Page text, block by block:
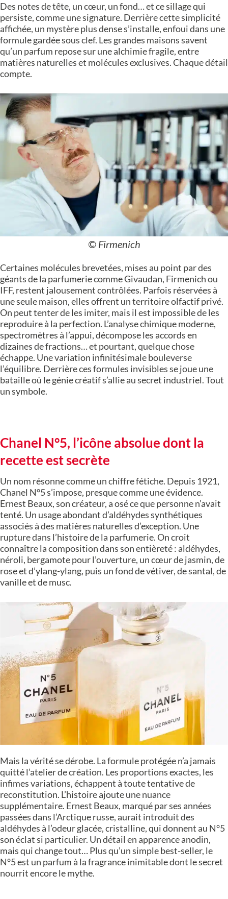
Des notes de tête, un cœur, un fond… et ce sillage qui
persiste, comme une signature. Derrière cette simplicité
affichée, un mystère plus dense s’installe, enfoui dans une
formule gardée sous clef. Les grandes maisons savent
qu’un parfum repose sur une alchimie fragile, entre
matières naturelles et molécules exclusives. Chaque détail
compte.
© Firmenich
Certaines molécules brevetées, mises au point par des
géants de la parfumerie comme Givaudan, Firmenich ou
IFF, restent jalousement contrôlées. Parfois réservées à
une seule maison, elles offrent un territoire olfactif privé.
On peut tenter de les imiter, mais il est impossible de les
reproduire à la perfection. L’analyse chimique moderne,
spectromètres à l’appui, décompose les accords en
dizaines de fractions… et pourtant, quelque chose
échappe. Une variation infinitésimale bouleverse
l’équilibre. Derrière ces formules invisibles se joue une
bataille où le génie créatif s’allie au secret industriel. Tout
un symbole.
Chanel N°5, l’icône absolue dont la
recette est secrète
Un nom résonne comme un chiffre fétiche. Depuis 1921,
Chanel N°5 s’impose, presque comme une évidence.
Ernest Beaux, son créateur, a osé ce que personne n’avait
tenté. Un usage abondant d’aldéhydes synthétiques
associés à des matières naturelles d’exception. Une
rupture dans l’histoire de la parfumerie. On croit
connaître la composition dans son entièreté : aldéhydes,
néroli, bergamote pour l’ouverture, un cœur de jasmin, de
rose et d’ylang-ylang, puis un fond de vétiver, de santal, de
vanille et de musc.
Mais la vérité se dérobe. La formule protégée n’a jamais
quitté l’atelier de création. Les proportions exactes, les
infimes variations, échappent à toute tentative de
reconstitution. L’histoire ajoute une nuance
supplémentaire. Ernest Beaux, marqué par ses années
passées dans l’Arctique russe, aurait introduit des
aldéhydes à l’odeur glacée, cristalline, qui donnent au N°5
son éclat si particulier. Un détail en apparence anodin,
mais qui change tout… Plus qu’un simple best-seller, le
N°5 est un parfum à la fragrance inimitable dont le secret
nourrit encore le mythe.